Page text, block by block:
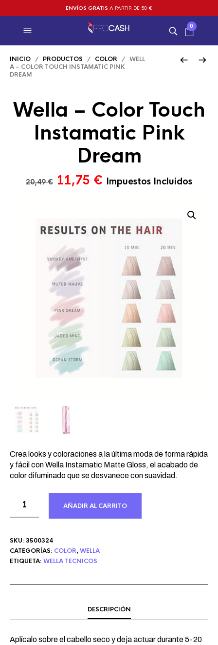
ENVÍOS GRATIS A PARTIR DE 50 €
0
INICIO / PRODUCTOS / COLOR / WELL
A – COLOR TOUCH INSTAMATIC PINK
DREAM
Wella – Color Touch
Instamatic Pink
Dream
20,49€ El
20,49 €.
11,75 € El
precio
11,75 €.
Impuestos Incluidos
Crea looks y coloraciones a la última moda de forma rápida
y fácil con Wella Instamatic Matte Gloss, el acabado de
color difuminado que se desvanece con suavidad.
AÑADIR AL CARRITO
SKU: 3500324
CATEGORÍAS: COLOR,WELLA
ETIQUETA: WELLA TECNICOS
DESCRIPCIÓN
Aplícalo sobre el cabello seco y deja actuar durante 5-20